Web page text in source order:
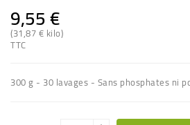
9,55 €
(31,87 € kilo)
TTC
300 g - 30 lavages - Sans phosphates ni